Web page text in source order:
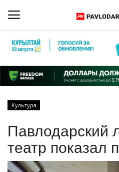
Главная
ПАВЛОДАРСКАЯ ОБЛАСТЬ
КАЗАХСТАН
Культура
Павлодарский
театр показал